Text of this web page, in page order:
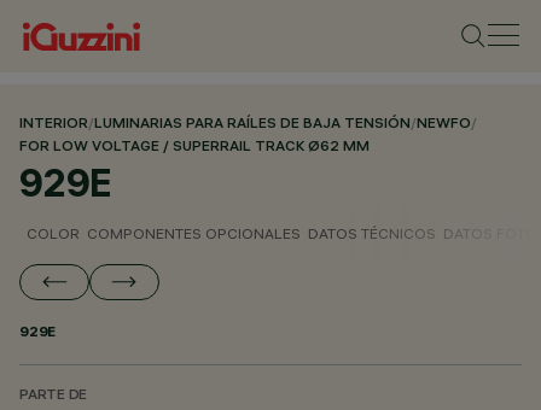
INTERIOR/LUMINARIAS PARA RAÍLES DE BAJA TENSIÓN/NEWFO/
FOR LOW VOLTAGE / SUPERRAIL TRACK Ø62 MM
929E
COLOR COMPONENTES OPCIONALES DATOS TÉCNICOS DATOS
929E
PARTE DE